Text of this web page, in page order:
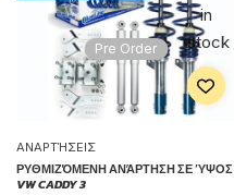
in
stock
Pre Order
ΑΝΑΡΤΉΣΕΙΣ
ΡΥΘΜΙΖΌΜΕΝΗ ΑΝΆΡΤΗΣΗ ΣΕ ΎΨΟΣ
VW CADDY 3